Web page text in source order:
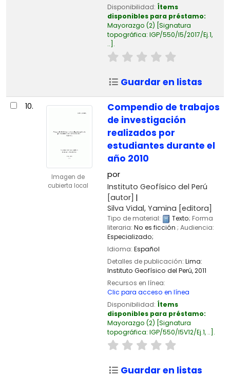
Disponibilidad: Ítems
disponibles para préstamo:
Mayorazgo (2) Signatura
topográfica: IGP/550/I5/2017/Ej.1,
.. .
Guardar en listas
10.
Imagen de
cubierta local
Compendio de trabajos
de investigación
realizados por
estudiantes durante el
año 2010
por
Instituto Geofísico del Perú
[autor]
Silva Vidal, Yamina [editora]
Tipo de material: Texto; Forma
literaria: No es ficción ; Audiencia:
Especializado;
Idioma: Español
Detalles de publicación: Lima:
Instituto Geofísico del Perú,2011
Recursos en línea:
Clic para acceso en línea
Disponibilidad: Ítems
disponibles para préstamo:
Mayorazgo (2) Signatura
topográfica: IGP/550/I5V12/Ej.1, .. .
Guardar en listas